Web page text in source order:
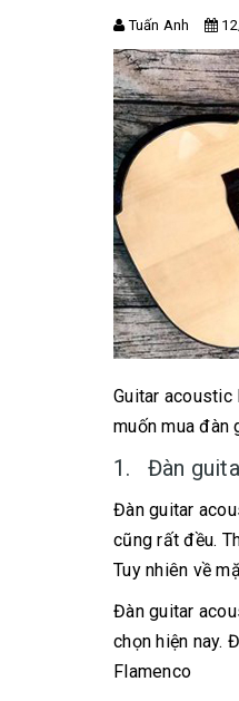
Tuấn Anh
Guitar acoustic
muốn mua đàn
1. Đàn
Đàn guitar
cũng rất đều.
Tuy nhiên về
Đàn guitar
chọn hiện nay.
Flamenco